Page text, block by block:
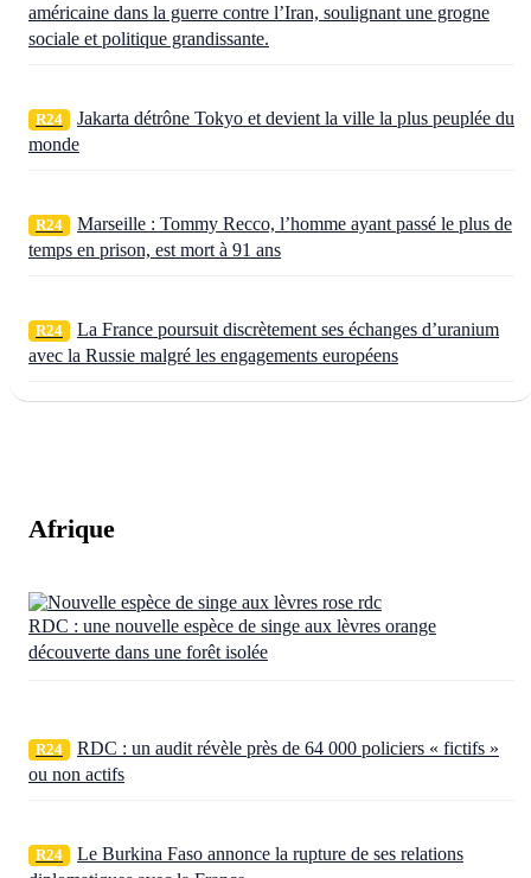
américaine dans la guerre contre l’Iran, soulignant une grogne
sociale et politique grandissante.
R24
Jakarta détrône Tokyo et devient la ville la plus peuplée du
monde
R24
Marseille : Tommy Recco, l’homme ayant passé le plus de
temps en prison, est mort à 91 ans
R24
La France poursuit discrètement ses échanges d’uranium
avec la Russie malgré les engagements européens
Afrique
RDC : une nouvelle espèce de singe aux lèvres orange
découverte dans une forêt isolée
R24
RDC : un audit révèle près de 64 000 policiers « fictifs »
ou non actifs
R24
Le Burkina Faso annonce la rupture de ses relations